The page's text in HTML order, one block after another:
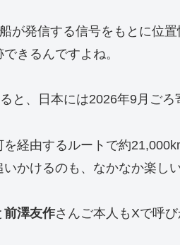
が発信する信号をもとに位
きるんですよね。
と、日本には2026年9月ごろ
を経由するルートで約
かけるのも、なかなか楽し
前澤友作さんご本人もXで呼び